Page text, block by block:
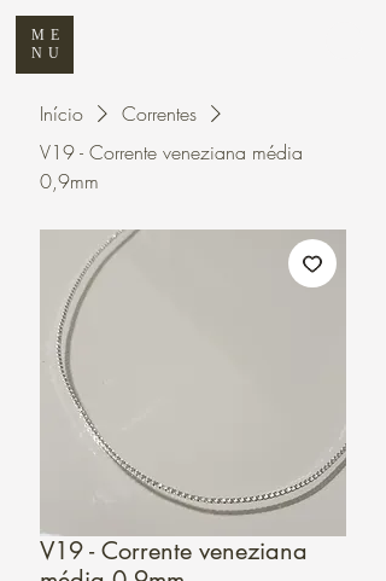
ME
NU
Início
Correntes
V19 - Corrente veneziana média
0,9mm
V19 - Corrente veneziana